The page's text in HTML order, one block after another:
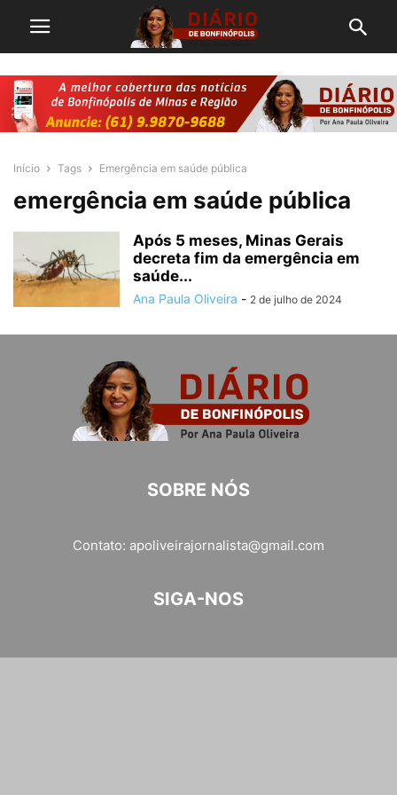
Início Tags Emergência em saúde pública
emergência em saúde pública
Após 5 meses, Minas Gerais
decreta fim da emergência em
saúde...
Ana Paula Oliveira - 2 de julho de 2024
SOBRE NÓS
Contato: apoliveirajornalista@gmail.com
SIGA-NOS